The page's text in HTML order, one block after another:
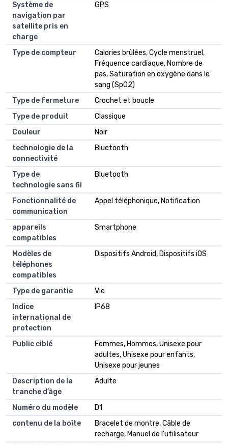
Système de
navigation par
satellite pris en
charge
GPS
Type de compteur
Calories brûlées, Cycle menstruel,
Fréquence cardiaque, Nombre de
pas, Saturation en oxygène dans le
sang (SpO2)
Type de fermeture
Crochet et boucle
Type de produit
Classique
Couleur
Noir
technologie de la
connectivité
Bluetooth
Type de
technologie sans fil
Bluetooth
Fonctionnalité de
communication
Appel téléphonique, Notification
appareils
compatibles
Smartphone
Modèles de
téléphones
compatibles
Dispositifs Android, Dispositifs iOS
Type de garantie
Vie
Indice
international de
protection
IP68
Public ciblé
Femmes, Hommes, Unisexe pour
adultes, Unisexe pour enfants,
Unisexe pour jeunes
Description de la
tranche d’âge
Adulte
Numéro du modèle
D1
contenu de la boîte
Bracelet de montre, Câble de
recharge, Manuel de l'utilisateur